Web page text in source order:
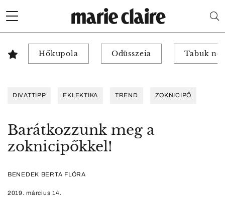
Hőkupola Odüsszeia Tabuk
DIVATTIPP EKLEKTIKA TREND ZOKNICIPŐ
Barátkozzunk meg a
zoknicipőkkel!
BENEDEK BERTA FLÓRA
2019. március 14.